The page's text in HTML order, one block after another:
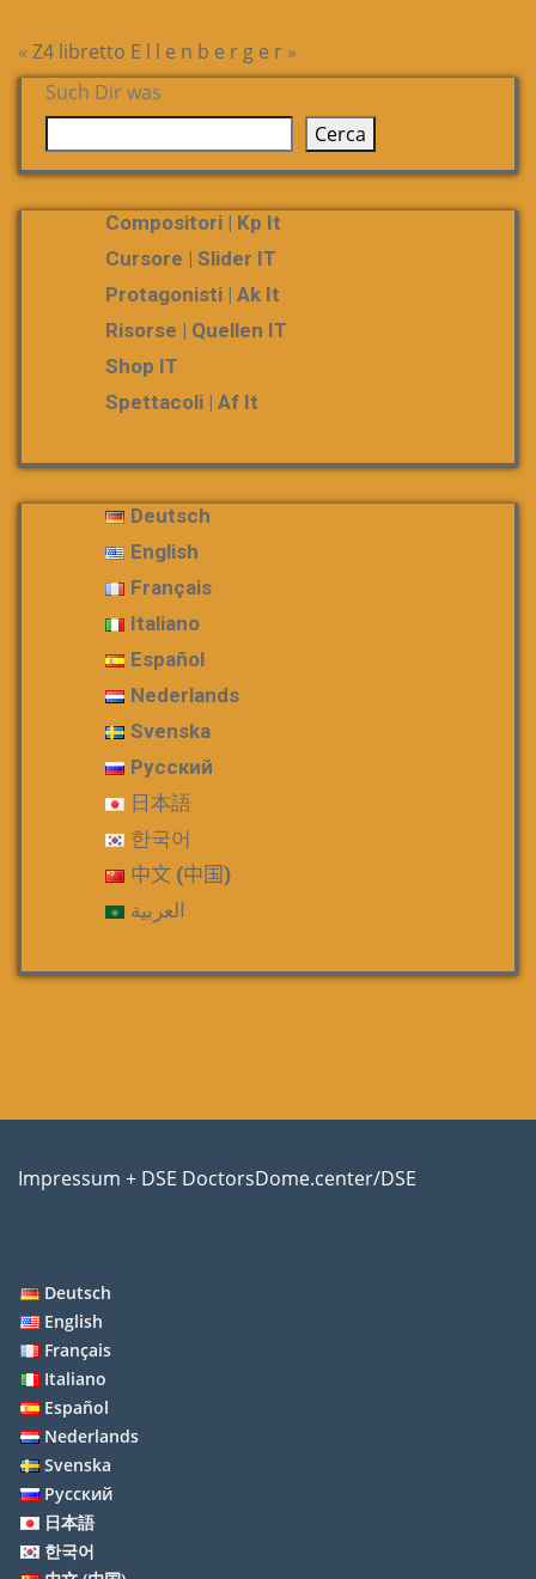
« Z4 libretto E l l e n b e r g e r »
Such Dir was
Cerca
Compositori | Kp It
Cursore | Slider IT
Protagonisti | Ak It
Risorse | Quellen IT
Shop IT
Spettacoli | Af It
Deutsch
English
Français
Italiano
Español
Nederlands
Svenska
Русский
日本語
한국어
中文 (中国)
العربية
Impressum + DSE DoctorsDome.center/DSE
Deutsch
English
Français
Italiano
Español
Nederlands
Svenska
Русский
日本語
한국어